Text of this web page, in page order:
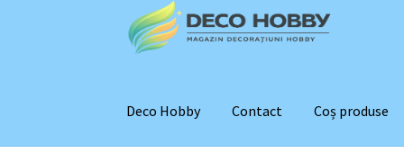
Sari
la
navigare
Sari
la
conținut
Deco Hobby Contact Coș produse